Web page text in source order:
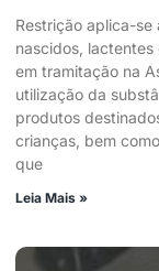
Restrição aplica-
nascidos, lactentes
em tramitação na
utilização da
produtos
crianças, bem
que
Leia Mais »